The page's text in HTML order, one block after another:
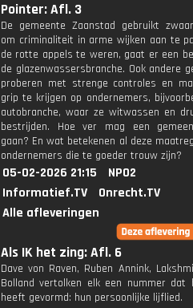
Pointer: Afl. 3
De gemeente Zaanstad gebruikt
om criminaliteit in arme wijken aan te
de rotte appels te weren, gaat er een
de glazenwassersbranche. Ook andere
proberen met strenge controles en
grip te krijgen op ondernemers,
autobranche, waar ze witwassen en
bestrijden. Hoe ver mag een
gaan? En wat betekenen al deze
ondernemers die te goeder trouw zijn?
05-02-2026 21:15
NPO2
Informatief.TV
Onrecht.TV
Alle afleveringen
Als IK het zing: Afl. 6
Dave von Raven, Ruben Annink,
Bolland vertolken elk een nummer dat
heeft gevormd: hun persoonlijke lijflied.